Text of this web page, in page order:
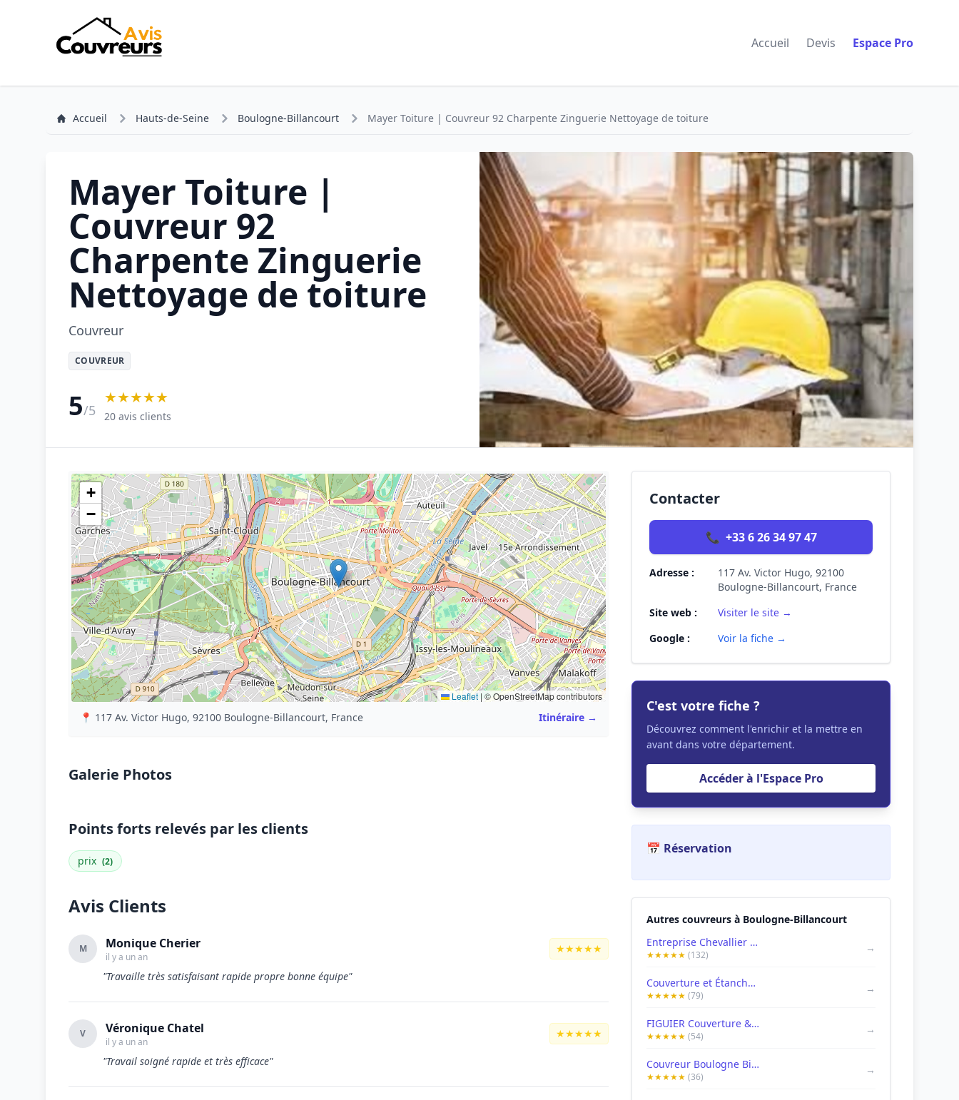
Accueil Devis Espace Pro
Accueil Hauts-de-Seine Boulogne-Billancourt Mayer Toiture | Couvreur 92 Charpente Zinguerie Nettoyage de toiture
Mayer Toiture |
Couvreur 92
Charpente Zinguerie
Nettoyage de toiture
Couvreur
COUVREUR
5/5
★★★★★
20 avis clients
+
−
Leaflet | © OpenStreetMap contributors
📍 117 Av. Victor Hugo, 92100 Boulogne-Billancourt, France Itinéraire →
Galerie Photos
Points forts relevés par les clients
prix (2)
Avis Clients
M Monique Cherier
il y a un an
★★★★★
"Travaille très satisfaisant rapide propre bonne équipe"
V Véronique Chatel
il y a un an
★★★★★
"Travail soigné rapide et très efficace"
Contacter
📞 +33 6 26 34 97 47
Adresse :
117 Av. Victor Hugo, 92100
Boulogne-Billancourt, France
Site web :
Visiter le site →
Google :
Voir la fiche →
C'est votre fiche ?
Découvrez comment l'enrichir et la mettre en
avant dans votre département.
Accéder à l'Espace Pro
📅 Réservation
Autres couvreurs à Boulogne-Billancourt
Entreprise Chevallier Couverture Père&Fils - Couvreur Zingueur à Boulogne Billancourt 92
★★★★★(132)
→
Couverture et Étanchéité Père & Fils
★★★★★(79)
→
FIGUIER Couverture & Rénovation
★★★★★(54)
→
Couvreur Boulogne Billancourt | Brion Couverture | Couvreur 92 hauts seine
★★★★★(36)
→